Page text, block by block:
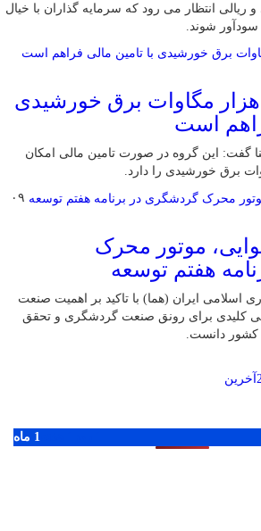
و ریالی انتظار می رود که سرمایه گذاران با خیال
شوند.
هزار مگاوات برق خورشیدی
است
گفت: این گروه در صورت تامین مالی امکان
برق خورشیدی را دارد.
۰۹
موتور محرک
هفتم توسعه
اسلامی ایران (هما) با تاکید بر اهمیت صنعت
کلیدی برای رونق صنعت گردشگری و تحقق
کشور دانست.
آخرین
1 ماه